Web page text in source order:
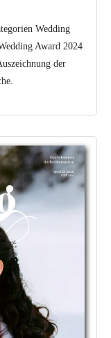
Wedding
Award 2024
der